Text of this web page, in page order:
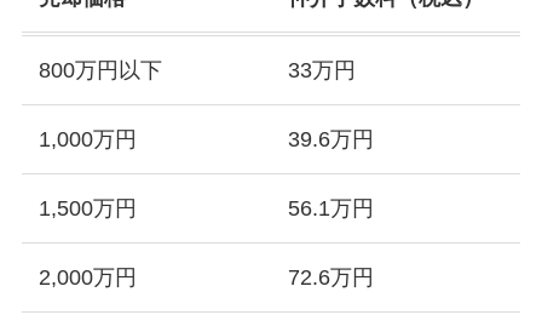
800万円以下 33万円
1,000万円 39.6万円
1,500万円 56.1万円
2,000万円 72.6万円